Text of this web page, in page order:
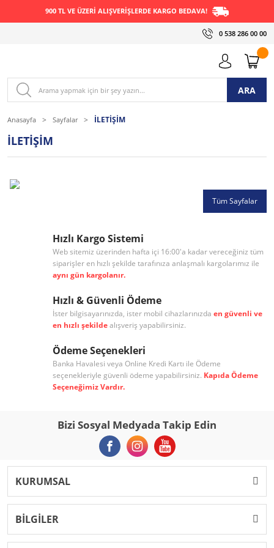
900 TL VE ÜZERİ ALIŞVERİŞLERDE KARGO BEDAVA!
0 538 286 00 00
ARA
Anasayfa Sayfalar İLETİŞİM
İLETİŞİM
Tüm Sayfalar
Hızlı Kargo Sistemi
Web sitemiz üzerinden hafta içi 16:00'a kadar vereceğiniz tüm
siparişler en hızlı şekilde tarafınıza anlaşmalı kargolarımız ile
aynı gün kargolanır.
Hızlı & Güvenli Ödeme
İster bilgisayarınızda, ister mobil cihazlarınızda en güvenli ve
en hızlı şekildealışveriş yapabilirsiniz.
Ödeme Seçenekleri
Banka Havalesi veya Online Kredi Kartı ile Ödeme
seçenekleriyle güvenli ödeme yapabilirsiniz. Kapıda Ödeme
Seçeneğimiz Vardır.
Bizi Sosyal Medyada Takip Edin
KURUMSAL
BİLGİLER